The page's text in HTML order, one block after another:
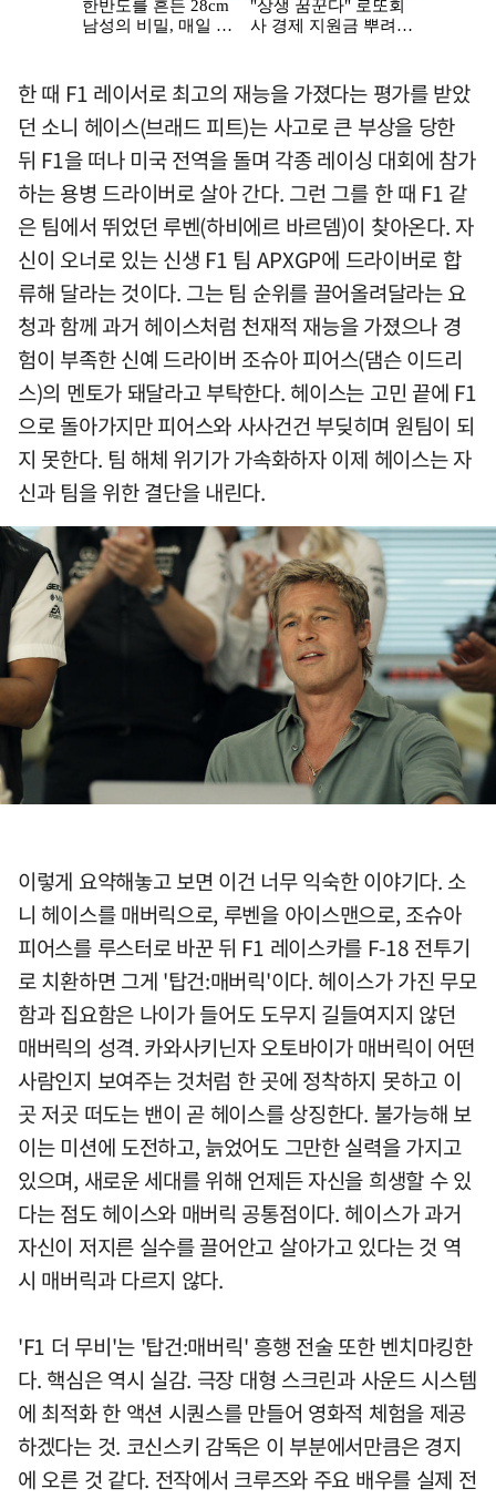
한 때 F1 레이서로 최고의 재능을 가졌다는 평가를 받았
던 소니 헤이스(브래드 피트)는 사고로 큰 부상을 당한
뒤 F1을 떠나 미국 전역을 돌며 각종 레이싱 대회에 참가
하는 용병 드라이버로 살아 간다. 그런 그를 한 때 F1 같
은 팀에서 뛰었던 루벤(하비에르 바르뎀)이 찾아온다. 자
신이 오너로 있는 신생 F1 팀 APXGP에 드라이버로 합
류해 달라는 것이다. 그는 팀 순위를 끌어올려달라는 요
청과 함께 과거 헤이스처럼 천재적 재능을 가졌으나 경
험이 부족한 신예 드라이버 조슈아 피어스(댐슨 이드리
스)의 멘토가 돼달라고 부탁한다. 헤이스는 고민 끝에 F1
으로 돌아가지만 피어스와 사사건건 부딪히며 원팀이 되
지 못한다. 팀 해체 위기가 가속화하자 이제 헤이스는 자
신과 팀을 위한 결단을 내린다.
이렇게 요약해놓고 보면 이건 너무 익숙한 이야기다. 소
니 헤이스를 매버릭으로, 루벤을 아이스맨으로, 조슈아
피어스를 루스터로 바꾼 뒤 F1 레이스카를 F-18 전투기
로 치환하면 그게 '탑건:매버릭'이다. 헤이스가 가진 무모
함과 집요함은 나이가 들어도 도무지 길들여지지 않던
매버릭의 성격. 카와사키닌자 오토바이가 매버릭이 어떤
사람인지 보여주는 것처럼 한 곳에 정착하지 못하고 이
곳 저곳 떠도는 밴이 곧 헤이스를 상징한다. 불가능해 보
이는 미션에 도전하고, 늙었어도 그만한 실력을 가지고
있으며, 새로운 세대를 위해 언제든 자신을 희생할 수 있
다는 점도 헤이스와 매버릭 공통점이다. 헤이스가 과거
자신이 저지른 실수를 끌어안고 살아가고 있다는 것 역
시 매버릭과 다르지 않다.
'F1 더 무비'는 '탑건:매버릭' 흥행 전술 또한 벤치마킹한
다. 핵심은 역시 실감. 극장 대형 스크린과 사운드 시스템
에 최적화 한 액션 시퀀스를 만들어 영화적 체험을 제공
하겠다는 것. 코신스키 감독은 이 부분에서만큼은 경지
에 오른 것 같다. 전작에서 크루즈와 주요 배우를 실제 전